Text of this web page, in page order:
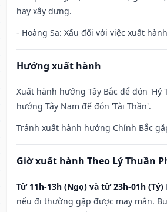
hay xây dựng.
- Hoàng Sa: Xấu đối với việc xuất
Hướng xuất hành
Xuất hành hướng Tây Bắc để đón 'Hỷ
hướng Tây Nam để đón 'Tài Thần'.
Tránh xuất hành hướng Chính Bắc
Giờ xuất hành Theo Lý Thuần
Từ 11h-13h (Ngọ) và từ 23h-01h (Tý)
nếu đi thường gặp được may mắn.